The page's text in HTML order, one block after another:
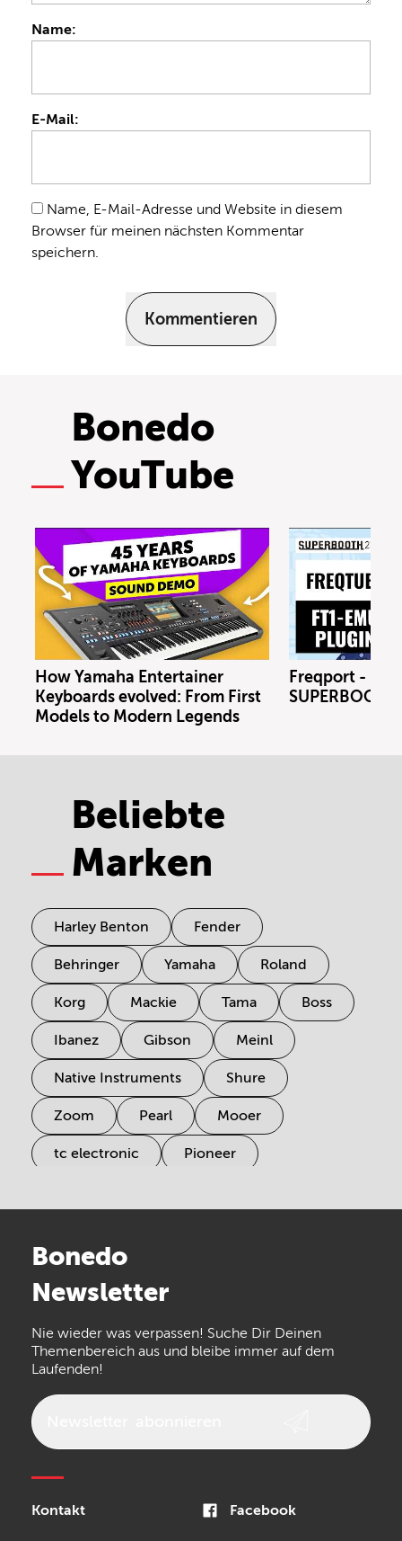
Name:
E-Mail:
Name, E-Mail-Adresse und Website in diesem
Browser für meinen nächsten Kommentar
speichern.
Kommentieren
Bonedo
YouTube
How Yamaha Entertainer
Keyboards evolved: From First
Models to Modern Legends
Freqport -
Beliebte
Marken
Harley Benton Fender
Behringer Yamaha Roland
Korg Mackie Tama Boss
Ibanez Gibson Meinl
Native Instruments Shure
Zoom Pearl Mooer
tc electronic Pioneer
Arturia
the t.bone
Walrus Audio Epiphone
Bonedo
Newsletter
Nie wieder was verpassen! Suche Dir Deinen
Themenbereich aus und bleibe immer auf dem
Laufenden!
Kontakt Facebook